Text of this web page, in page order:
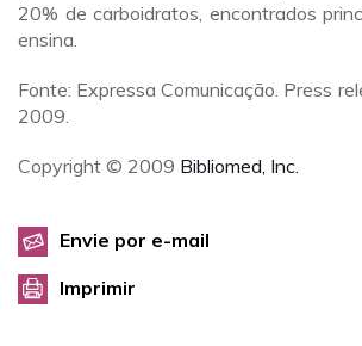
20% de carboidratos, encontrados
ensina.
Fonte: Expressa Comunicação. Press
2009.
Copyright © 2009 Bibliomed, Inc.
Envie por e-mail
Imprimir